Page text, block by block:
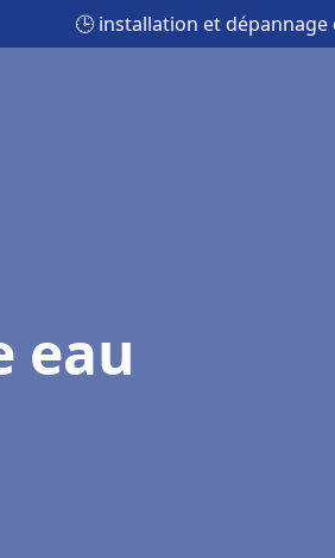
🕒 installation et
eau